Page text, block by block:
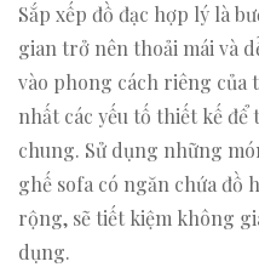
Sắp xếp đồ đạc hợp lý là
gian trở nên thoải mái và
vào phong cách riêng của
nhất các yếu tố thiết kế để
chung. Sử dụng những
ghế sofa có ngăn chứa đồ
rộng, sẽ tiết kiệm không
dụng.